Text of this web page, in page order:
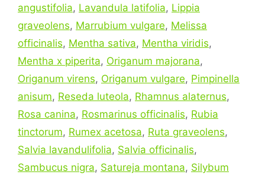
angustifolia, Lavandula latifolia, Lippia
graveolens, Marrubium vulgare, Melissa
officinalis, Mentha sativa, Mentha viridis,
Mentha x piperita, Origanum majorana,
Origanum virens, Origanum vulgare, Pimpinella
anisum, Reseda luteola, Rhamnus alaternus,
Rosa canina, Rosmarinus officinalis, Rubia
tinctorum, Rumex acetosa, Ruta graveolens,
Salvia lavandulifolia, Salvia officinalis,
Sambucus nigra, Satureja montana, Silybum